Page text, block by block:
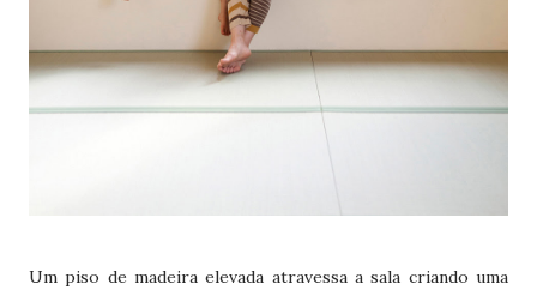
Um piso de madeira elevada atravessa a sala criando uma